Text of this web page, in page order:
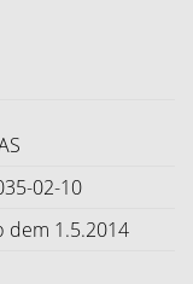
02-10
dem 1.5.2014